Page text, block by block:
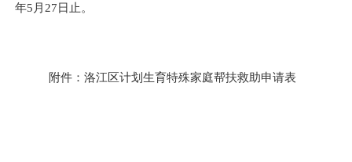
年5月27日止。
附件：洛江区计划生育特殊家庭帮扶救助申请表